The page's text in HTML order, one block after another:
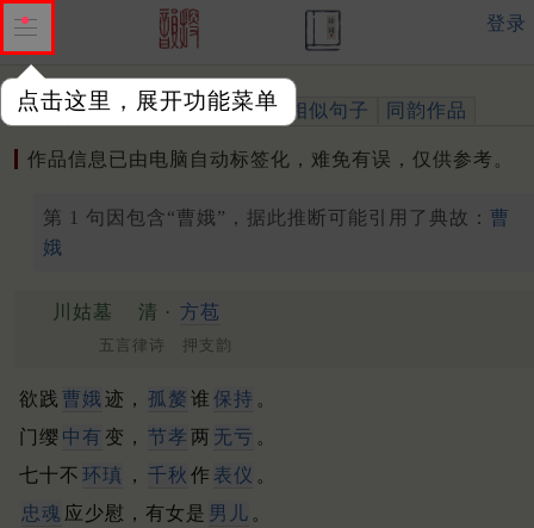
点击这里，展开功能菜单
登录
作品 标注四声 出处、引用 相似句子 同韵作品
作品信息已由电脑自动标签化，难免有误，仅供参考。
第 1 句因包含“曹娥”，据此推断可能引用了典故： 曹
娥
川姑墓 清 · 方苞
五言律诗 押支韵
欲践 曹娥 迹， 孤嫠 谁 保持 。
门缨 中有 变， 节孝 两 无亏 。
七十不 环瑱 ， 千秋 作 表仪 。
忠魂 应少慰，有女是 男儿 。